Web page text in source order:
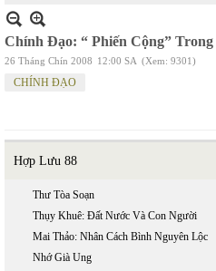
Chính Đạo: “ Phiến Cộng”
26 Tháng Chín 2008 12:00 SA (Xem: 9301)
CHÍNH ĐẠO
Hợp Lưu 88
Thư Tòa Soạn
Thụy Khuê: Đất Nước Và Con Người
Mai Thảo: Nhân Cách Bình Nguyên Lộc
Nhớ Già Ung